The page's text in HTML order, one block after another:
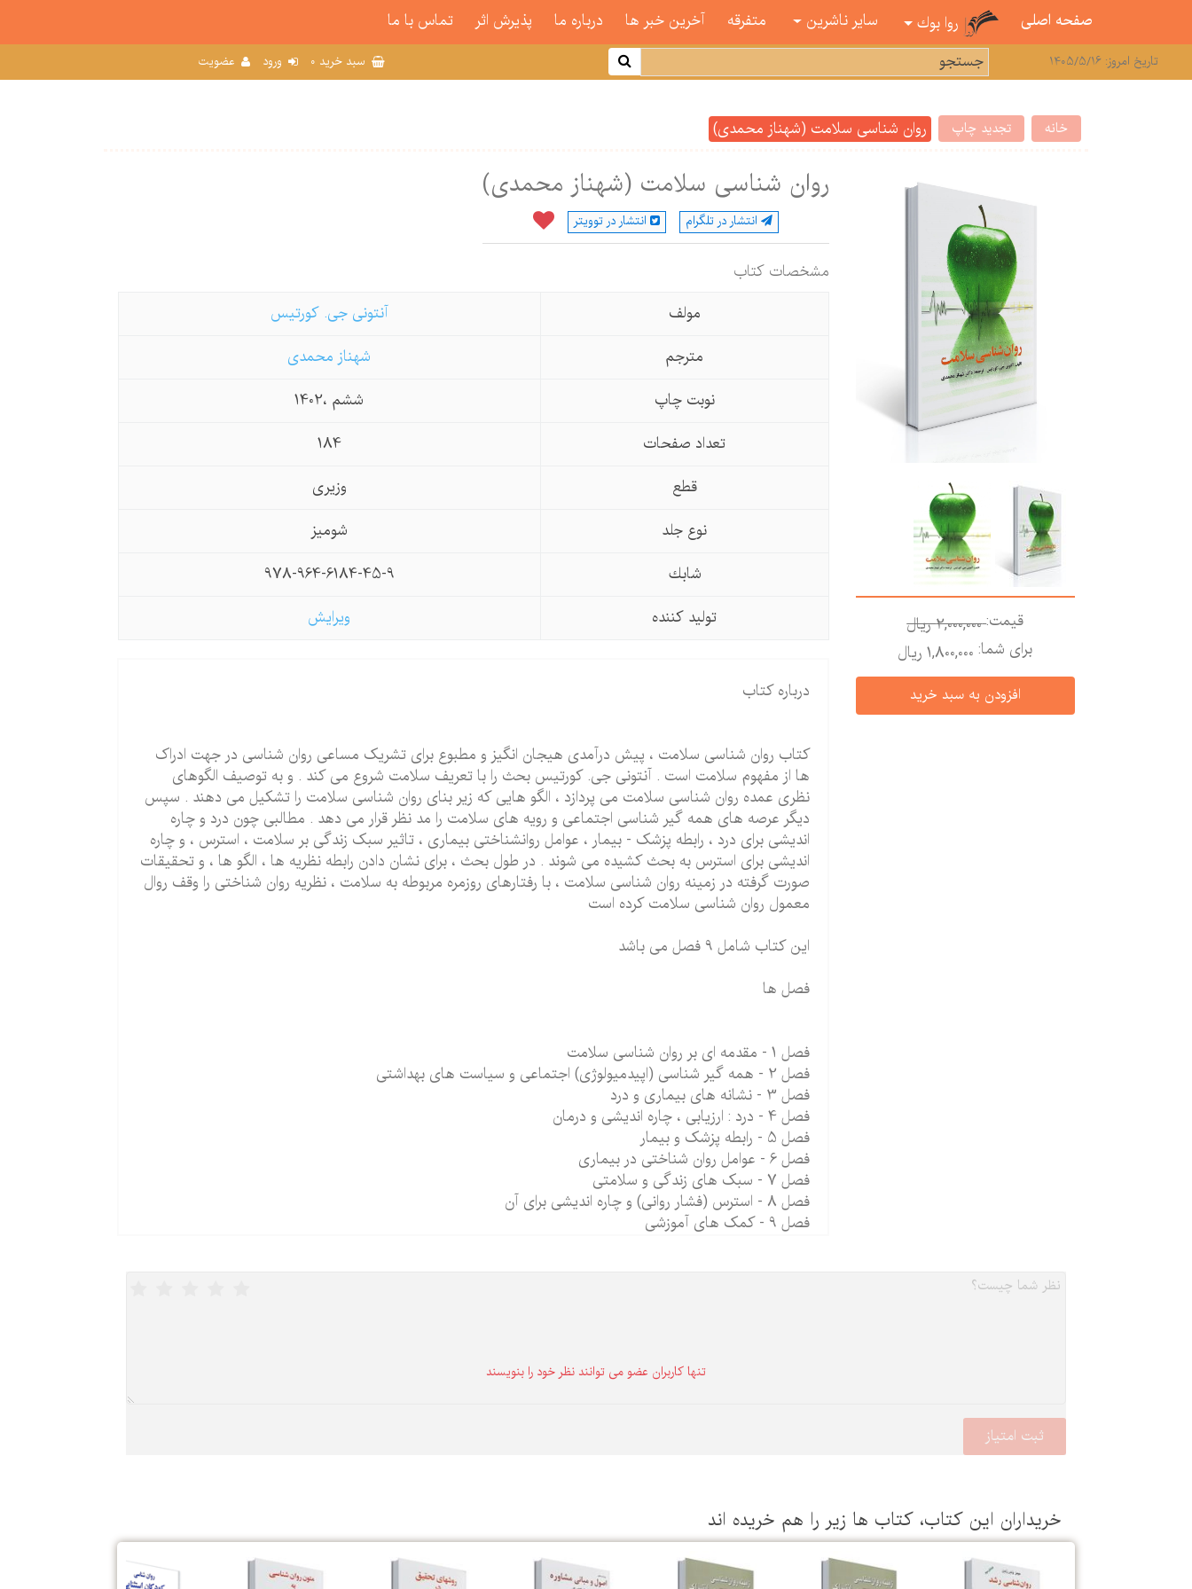
صفحه اصلی روا بوك سایر ناشرین متفرقه آخرین خبر ها درباره ما پذیرش اثر تماس با ما
تاریخ امروز: 1405/5/16 سبد خرید 0 ورود عضویت
خانه تجدید چاپ روان شناسی سلامت (شهناز محمدی)
قیمت:2,000,000 ريال
برای شما: 1,800,000 ريال
روان شناسی سلامت (شهناز محمدی)
انتشار در تلگرام انتشار در توویتر
مشخصات كتاب
مولف
آنتونی جی. كورتیس
مترجم
شهناز محمدی
نوبت چاپ
ششم ،1402
تعداد صفحات
184
قطع
وزیری
نوع جلد
شومیز
شابك
978-964-6184-45-9
تولید كننده
ویرایش
درباره کتاب
کتاب روان شناسی سلامت ، پیش درآمدی هیجان انگیز و مطبوع برای تشریک مساعی روان شناسی در جهت ادراک
ها از مفهوم سلامت است . آنتونی جی. کورتیس بحث را با تعریف سلامت شروع می کند . و به توصیف الگوهای
نظری عمده روان شناسی سلامت می پردازد ، الگو هایی که زیر بنای روان شناسی سلامت را تشکیل می دهند . سپس
دیگر عرصه های همه گیر شناسی اجتماعی و رویه های سلامت را مد نظر قرار می دهد . مطالبی چون درد و چاره
اندیشی برای درد ، رابطه پزشک - بیمار ، عوامل روانشناختی بیماری ، تاثیر سبک زندگی بر سلامت ، استرس ، و چاره
اندیشی برای استرس به بحث کشیده می شوند . در طول بحث ، برای نشان دادن رابطه نظریه ها ، الگو ها ، و تحقیقات
صورت گرفته در زمینه روان شناسی سلامت ، با رفتارهای روزمره مربوطه به سلامت ، نظریه روان شناختی را وقف روال
معمول روان شناسی سلامت کرده است
این کتاب شامل 9 فصل می باشد
فصل ها
فصل 1 - مقدمه ای بر روان شناسی سلامت
فصل 2 - همه گیر شناسی (اپیدمیولوژی) اجتماعی و سیاست های بهداشتی
فصل 3 - نشانه های بیماری و درد
فصل 4 - درد : ارزیابی ، چاره اندیشی و درمان
فصل 5 - رابطه پزشک و بیمار
فصل 6 - عوامل روان شناختی در بیماری
فصل 7 - سبک های زندگی و سلامتی
فصل 8 - استرس (فشار روانی) و چاره اندیشی برای آن
فصل 9 - کمک های آموزشی
تنها كاربران عضو می توانند نظر خود را بنویسند
خریداران این كتاب، كتاب ها زیر را هم خریده اند